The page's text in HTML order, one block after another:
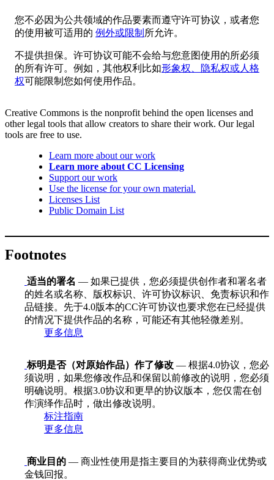
您不必因为公共领域的作品要素而遵守许可协议，或者您
的使用被可适用的 例外或限制 所允许。
不提供担保。许可协议可能不会给与您意图使用的所必须
的所有许可。例如，其他权利比如形象权、隐私权或人格
权可能限制您如何使用作品。
Creative Commons is the nonprofit behind the open licenses and
other legal tools that allow creators to share their work. Our legal
tools are free to use.
Learn more about our work
Learn more about CC Licensing
Support our work
Use the license for your own material.
Licenses List
Public Domain List
Footnotes
适当的署名 — 如果已提供，您必须提供创作者和署名者
的姓名或名称、版权标识、许可协议标识、免责标识和作
品链接。先于4.0版本的CC许可协议也要求您在已经提供
的情况下提供作品的名称，可能还有其他轻微差别。
更多信息
标明是否（对原始作品）作了修改 — 根据4.0协议，您必
须说明，如果您修改作品和保留以前修改的说明，您必须
明确说明。根据3.0协议和更早的协议版本，您仅需在创
作演绎作品时，做出修改说明。
标注指南
更多信息
商业目的 — 商业性使用是指主要目的为获得商业优势或
金钱回报。